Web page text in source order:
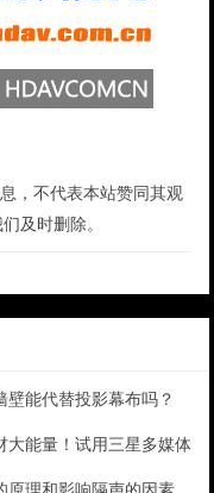
，不代表本站赞同其观
及时删除。
壁能代替投影幕布吗？
叭
大能量！试用三星多媒体微